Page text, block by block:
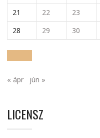
21
22 23
28
29 30
« ápr jún »
LICENSZ